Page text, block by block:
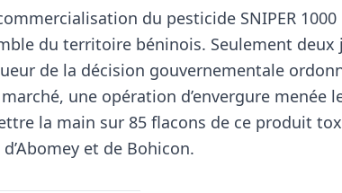
du pesticide SNIPER 1000
du territoire béninois. Seulement deux
de la décision gouvernementale
une opération d’envergure menée
la main sur 85 flacons de ce produit
et de Bohicon.